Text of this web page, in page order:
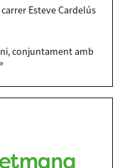
Esteve Cardelús
conjuntament amb